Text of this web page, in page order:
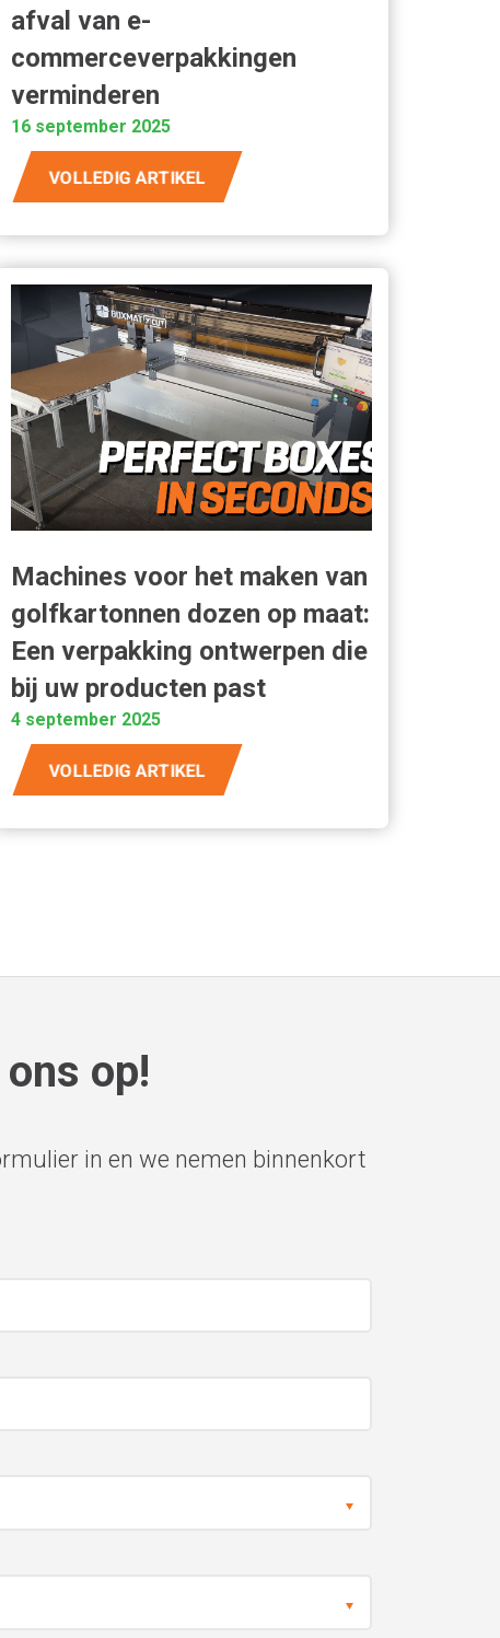
afval van e-
commerceverpakkingen
verminderen
16 september 2025
VOLLEDIG ARTIKEL
Machines voor het maken van
golfkartonnen dozen op maat:
Een verpakking ontwerpen die
bij uw producten past
4 september 2025
VOLLEDIG ARTIKEL
op!
in en we nemen binnenkort